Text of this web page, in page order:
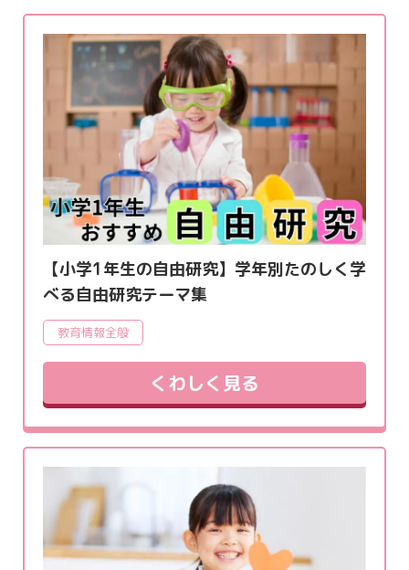
【小学1年生の自由研究】学年別たのしく学
べる自由研究テーマ集
教育情報全般
くわしく見る